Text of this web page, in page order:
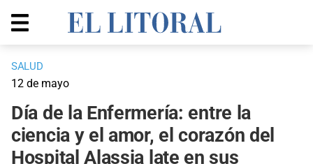
SALUD
12 de mayo
Día de la Enfermería: entre la
ciencia y el amor, el corazón del
Hospital Alassia late en sus